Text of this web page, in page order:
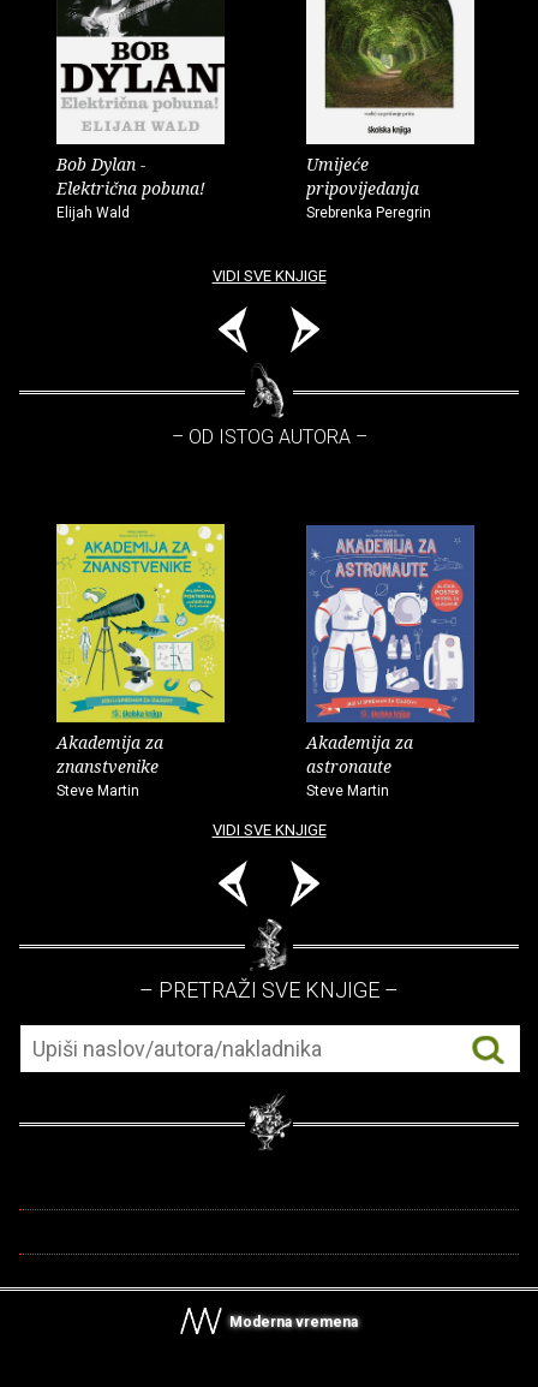
Bob Dylan -
Električna pobuna!
Elijah Wald
Umijeće
pripovijedanja
Srebrenka Peregrin
VIDI SVE KNJIGE
– OD ISTOG AUTORA –
Akademija za
znanstvenike
Steve Martin
Akademija za
astronaute
Steve Martin
VIDI SVE KNJIGE
– PRETRAŽI SVE KNJIGE –
Moderna vremena